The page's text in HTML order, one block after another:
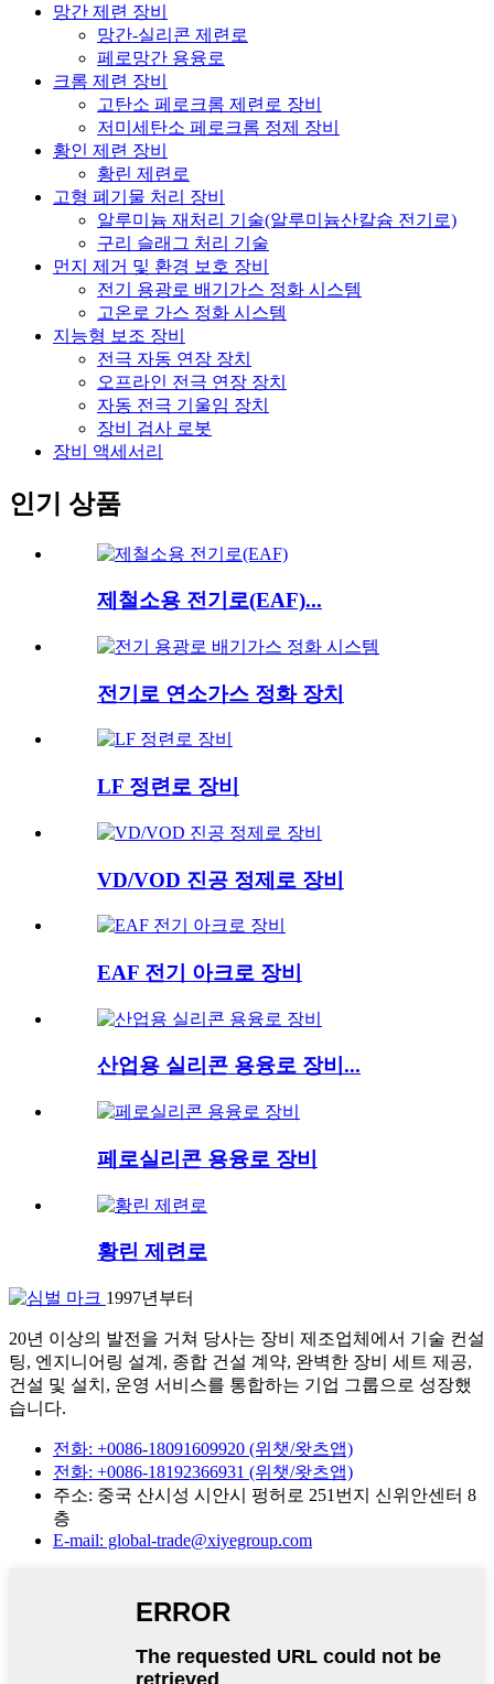
망간 제련 장비
망간-실리콘 제련로
페로망간 용융로
크롬 제련 장비
고탄소 페로크롬 제련로 장비
저미세탄소 페로크롬 정제 장비
황인 제련 장비
황린 제련로
고형 폐기물 처리 장비
알루미늄 재처리 기술(알루미늄산칼슘 전기로)
구리 슬래그 처리 기술
먼지 제거 및 환경 보호 장비
전기 용광로 배기가스 정화 시스템
고온로 가스 정화 시스템
지능형 보조 장비
전극 자동 연장 장치
오프라인 전극 연장 장치
자동 전극 기울임 장치
장비 검사 로봇
장비 액세서리
인기 상품
제철소용 전기로(EAF)...
전기로 연소가스 정화 장치
LF 정련로 장비
VD/VOD 진공 정제로 장비
EAF 전기 아크로 장비
산업용 실리콘 용융로 장비...
페로실리콘 용융로 장비
황린 제련로
1997년부터
20년 이상의 발전을 거쳐 당사는 장비 제조업체에서 기술 컨설
팅, 엔지니어링 설계, 종합 건설 계약, 완벽한 장비 세트 제공,
건설 및 설치, 운영 서비스를 통합하는 기업 그룹으로 성장했
습니다.
전화: +0086-18091609920 (위챗/왓츠앱)
전화: +0086-18192366931 (위챗/왓츠앱)
주소: 중국 산시성 시안시 펑허로 251번지 신위안센터 8
층
E-mail: global-trade@xiyegroup.com